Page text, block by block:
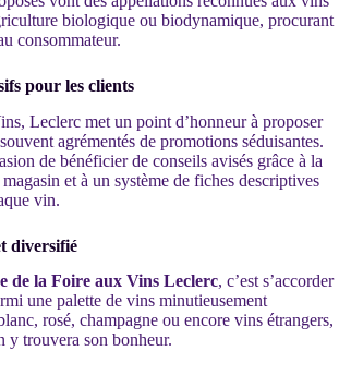
biologique ou biodynamique, procurant
consommateur.
pour les clients
Leclerc met un point d’honneur à proposer
agrémentés de promotions séduisantes.
de bénéficier de conseils avisés grâce à la
magasin et à un système de fiches descriptives
vin.
diversifié
de la Foire aux Vins Leclerc, c’est s’accorder
une palette de vins minutieusement
rosé, champagne ou encore vins étrangers,
y trouvera son bonheur.